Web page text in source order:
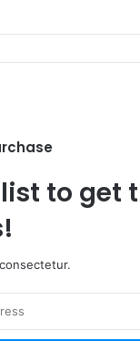
to get